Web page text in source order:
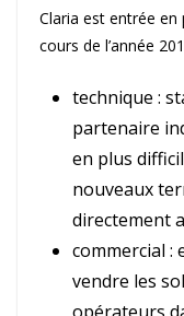
Claria est entrée
cours de l’année
technique :
partenaire
en plus
nouveaux
directement
commercial :
vendre les